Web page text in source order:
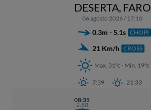
DESERTA, FARO
06 agosto 2026 / 17:10
0.3m - 5.1s CHOPI
21 Km/h CROSS
Max. 31ºc - Min. 19ºc
7:39 21:33
08:35
2.80